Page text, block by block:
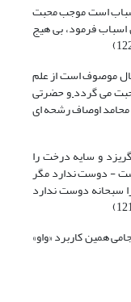
است موجب محبت
فرمود، بی هیج
موصوف است از علم
می گرددوحضرتی
محامد اوصاف رشحه ای
و سایه درخت را
- دوست ندارد مگر
دوست ندارد
همین کاربرد «واو»